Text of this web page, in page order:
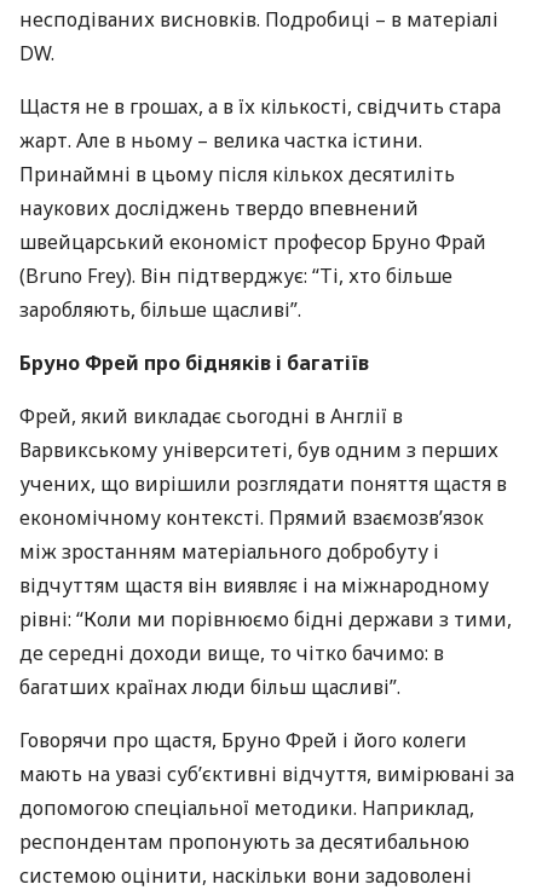
несподіваних висновків. Подробиці – в матеріалі
DW.
Щастя не в грошах, а в їх кількості, свідчить стара
жарт. Але в ньому – велика частка істини.
Принаймні в цьому після кількох десятиліть
наукових досліджень твердо впевнений
швейцарський економіст професор Бруно Фрай
(Bruno Frey). Він підтверджує: “Ті, хто більше
заробляють, більше щасливі”.
Бруно Фрей про бідняків і багатіїв
Фрей, який викладає сьогодні в Англії в
Варвикському університеті, був одним з перших
учених, що вирішили розглядати поняття щастя в
економічному контексті. Прямий взаємозв’язок
між зростанням матеріального добробуту і
відчуттям щастя він виявляє і на міжнародному
рівні: “Коли ми порівнюємо бідні держави з тими,
де середні доходи вище, то чітко бачимо: в
багатших країнах люди більш щасливі”.
Говорячи про щастя, Бруно Фрей і його колеги
мають на увазі суб’єктивні відчуття, вимірювані за
допомогою спеціальної методики. Наприклад,
респондентам пропонують за десятибальною
системою оцінити, наскільки вони задоволені